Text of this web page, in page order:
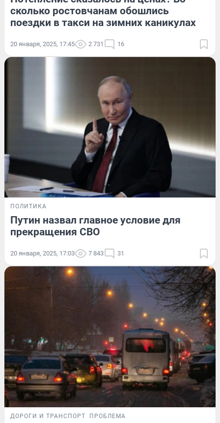
сколько ростовчанам обошлись
поездки в такси на зимних каникулах
20 января, 2025, 17:45 2 731 16
ПОЛИТИКА
Путин назвал главное условие для
прекращения СВО
20 января, 2025, 17:03 7 843 31
ДОРОГИ И ТРАНСПОРТ ПРОБЛЕМА